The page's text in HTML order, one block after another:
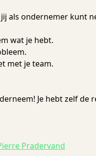
als ondernemer kunt
wat je hebt.
met je team.
Je hebt zelf de
Pradervand